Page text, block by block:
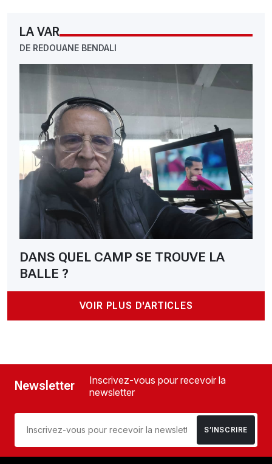
LA VAR
DE REDOUANE BENDALI
DANS QUEL CAMP SE TROUVE LA
BALLE ?
VOIR PLUS D'ARTICLES
Newsletter
Inscrivez-vous pour recevoir la
newsletter
S’INSCRIRE